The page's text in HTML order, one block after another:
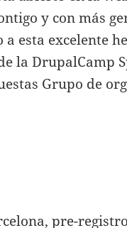
y con más
esta excelente
la DrupalCamp
Grupo de
pre-